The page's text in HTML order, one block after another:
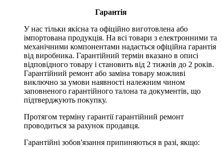
Гарантія
У нас тільки якісна та офіційно виготовлена або
імпортована продукція. На всі товари з електронними та
механічними компонентами надається офіційна гарантія
від виробника. Гарантійний термін вказано в описі
відповідного товару і становить від 2 тижнів до 2 років.
Гарантійний ремонт або заміна товару можливі
виключно за умови наявності належним чином
заповненого гарантійного талона та документів, що
підтверджують покупку.
Протягом терміну гарантії гарантійний ремонт
проводиться за рахунок продавця.
Гарантійні зобов'язання припиняються в разі, якщо: